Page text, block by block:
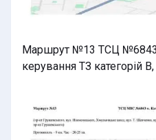
Маршрут №13 ТСЦ
керування ТЗ категорій B,